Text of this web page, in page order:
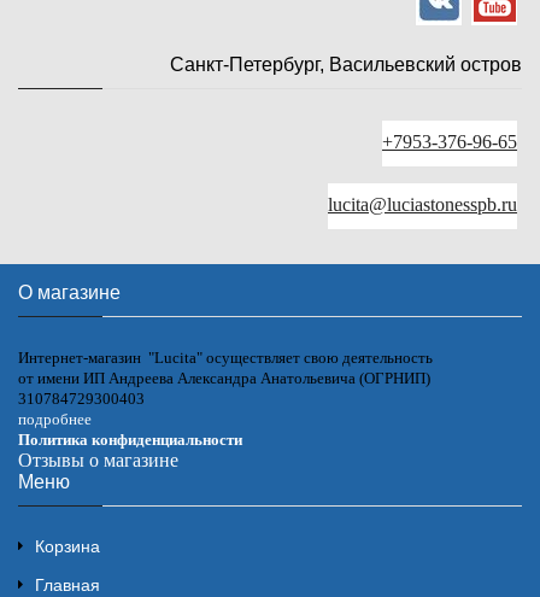
Санкт-Петербург, Васильевский остров
+7953-376-96-65
lucita@luciastonesspb.ru
О магазине
Интернет-магазин "Lucita" осуществляет свою деятельность
от имени ИП Андреева Александра Анатольевича (ОГРНИП)
310784729300403
подробнее
Политика конфиденциальности
Отзывы о магазине
Меню
Корзина
Главная